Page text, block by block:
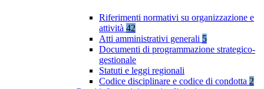
Riferimenti normativi su organizzazione e
attività 42
Atti amministrativi generali 5
Documenti di programmazione strategico-
gestionale
Statuti e leggi regionali
Codice disciplinare e codice di condotta 2